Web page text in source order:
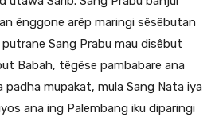
ênggone arêp maringi sêsêbutan
Sang Prabu mau disêbut
Babah, têgêse pambabare ana
mupakat, mula Sang Nata iya
ana ing Palembang iku diparingi